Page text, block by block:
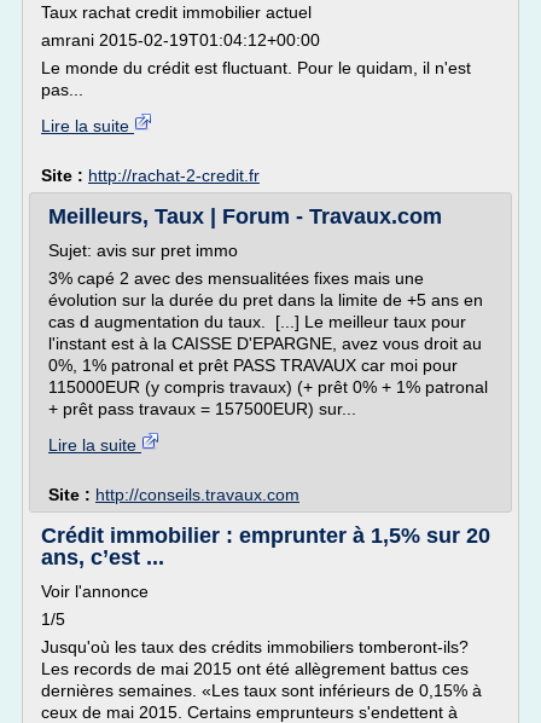
Taux rachat credit immobilier actuel
amrani 2015-02-19T01:04:12+00:00
Le monde du crédit est fluctuant. Pour le quidam, il n'est
pas...
Lire la suite
Site : http://rachat-2-credit.fr
Meilleurs, Taux | Forum - Travaux.com
Sujet: avis sur pret immo
3% capé 2 avec des mensualitées fixes mais une
évolution sur la durée du pret dans la limite de +5 ans en
cas d augmentation du taux. [...] Le meilleur taux pour
l'instant est à la CAISSE D'EPARGNE, avez vous droit au
0%, 1% patronal et prêt PASS TRAVAUX car moi pour
115000EUR (y compris travaux) (+ prêt 0% + 1% patronal
+ prêt pass travaux = 157500EUR) sur...
Lire la suite
Site : http://conseils.travaux.com
Crédit immobilier : emprunter à 1,5% sur 20
ans, c’est ...
Voir l'annonce
1/5
Jusqu'où les taux des crédits immobiliers tomberont-ils?
Les records de mai 2015 ont été allègrement battus ces
dernières semaines. «Les taux sont inférieurs de 0,15% à
ceux de mai 2015. Certains emprunteurs s'endettent à